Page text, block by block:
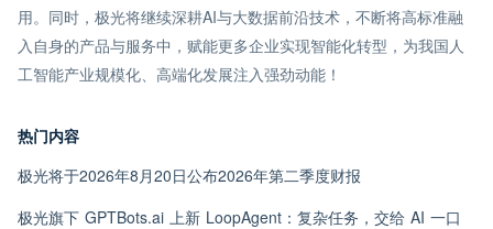
用。同时，极光将继续深耕AI与大数据前沿技术，不断将高标准融
入自身的产品与服务中，赋能更多企业实现智能化转型，为我国人
工智能产业规模化、高端化发展注入强劲动能！
热门内容
极光将于2026年8月20日公布2026年第二季度财报
极光旗下 GPTBots.ai 上新 LoopAgent：复杂任务，交给 AI 一口